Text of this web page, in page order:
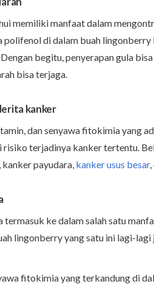
memiliki manfaat dalam
polifenol di dalam buah
Dengan begitu, penyerapan gula
bisa terjaga.
kanker
dan senyawa fitokimia yang
risiko terjadinya kanker tertentu.
payudara, kanker usus besar
termasuk ke dalam salah satu
lingonberry yang satu ini lagi-
fitokimia yang terkandung di